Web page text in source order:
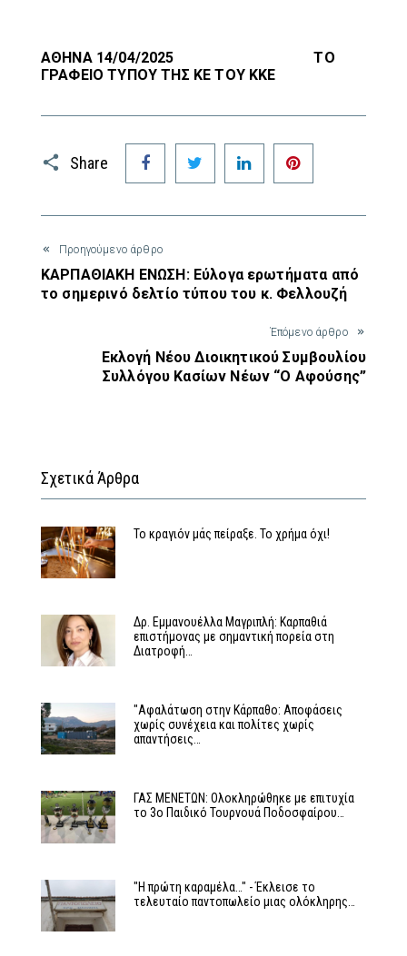
ΑΘΗΝΑ 14/04/2025 ΤΟ
ΓΡΑΦΕΙΟ ΤΥΠΟΥ ΤΗΣ ΚΕ ΤΟΥ ΚΚΕ
Share
Facebook Twitter LinkedIn
Προηγούμενο άρθρο
ΚΑΡΠΑΘΙΑΚΗ ΕΝΩΣΗ: Εύλογα ερωτήματα από
το σημερινό δελτίο τύπου του κ. Φελλουζή
Έπόμενο άρθρο
Εκλογή Νέου Διοικητικού Συμβουλίου
Συλλόγου Κασίων Νέων “Ο Αφούσης”
Σχετικά Άρθρα
Το κραγιόν μάς πείραξε. Το χρήμα όχι!
Δρ. Εμμανουέλλα Μαγριπλή: Καρπαθιά
επιστήμονας με σημαντική πορεία στη
Διατροφή…
"Αφαλάτωση στην Κάρπαθο: Αποφάσεις
χωρίς συνέχεια και πολίτες χωρίς
απαντήσεις…
ΓΑΣ ΜΕΝΕΤΩΝ: Ολοκληρώθηκε με επιτυχία
το 3ο Παιδικό Τουρνουά Ποδοσφαίρου…
"Η πρώτη καραμέλα…" - Έκλεισε το
τελευταίο παντοπωλείο μιας ολόκληρης…